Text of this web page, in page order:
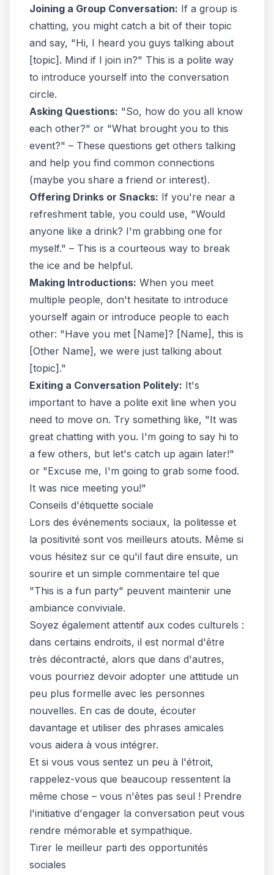
Joining a Group Conversation: If a group is
chatting, you might catch a bit of their topic
and say, "Hi, I heard you guys talking about
[topic]. Mind if I join in?" This is a polite way
to introduce yourself into the conversation
circle.
Asking Questions: "So, how do you all know
each other?" or "What brought you to this
event?" – These questions get others talking
and help you find common connections
(maybe you share a friend or interest).
Offering Drinks or Snacks: If you're near a
refreshment table, you could use, "Would
anyone like a drink? I'm grabbing one for
myself." – This is a courteous way to break
the ice and be helpful.
Making Introductions: When you meet
multiple people, don't hesitate to introduce
yourself again or introduce people to each
other: "Have you met [Name]? [Name], this is
[Other Name], we were just talking about
[topic]."
Exiting a Conversation Politely: It's
important to have a polite exit line when you
need to move on. Try something like, "It was
great chatting with you. I'm going to say hi to
a few others, but let's catch up again later!"
or "Excuse me, I'm going to grab some food.
It was nice meeting you!"
Conseils d'étiquette sociale
Lors des événements sociaux, la politesse et
la positivité sont vos meilleurs atouts. Même si
vous hésitez sur ce qu'il faut dire ensuite, un
sourire et un simple commentaire tel que
"This is a fun party" peuvent maintenir une
ambiance conviviale.
Soyez également attentif aux codes culturels :
dans certains endroits, il est normal d'être
très décontracté, alors que dans d'autres,
vous pourriez devoir adopter une attitude un
peu plus formelle avec les personnes
nouvelles. En cas de doute, écouter
davantage et utiliser des phrases amicales
vous aidera à vous intégrer.
Et si vous vous sentez un peu à l'étroit,
rappelez-vous que beaucoup ressentent la
même chose – vous n'êtes pas seul ! Prendre
l'initiative d'engager la conversation peut vous
rendre mémorable et sympathique.
Tirer le meilleur parti des opportunités
sociales